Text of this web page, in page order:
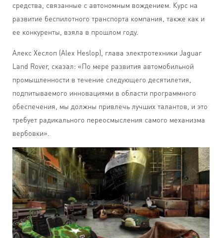
средства, связанные с автономным вождением. Курс на
развитие беспилотного транспорта компания, также как и
ее конкуренты, взяла в прошлом году.
Алекс Хеслоп (Alex Heslop), глава электротехники Jaguar
Land Rover, сказал: «По мере развития автомобильной
промышленности в течение следующего десятилетия,
подпитываемого инновациями в области программного
обеспечения, мы должны привлечь лучших талантов, и это
требует радикального переосмысления самого механизма
вербовки».